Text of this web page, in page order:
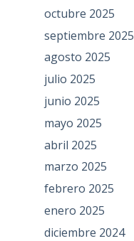
octubre 2025
septiembre 2025
agosto 2025
julio 2025
junio 2025
mayo 2025
abril 2025
marzo 2025
febrero 2025
enero 2025
diciembre 2024